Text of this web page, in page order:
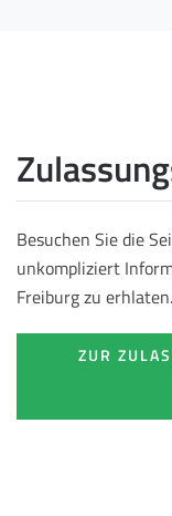
Besuchen Sie die
unkompliziert
Freiburg zu erhlaten.
ZUR